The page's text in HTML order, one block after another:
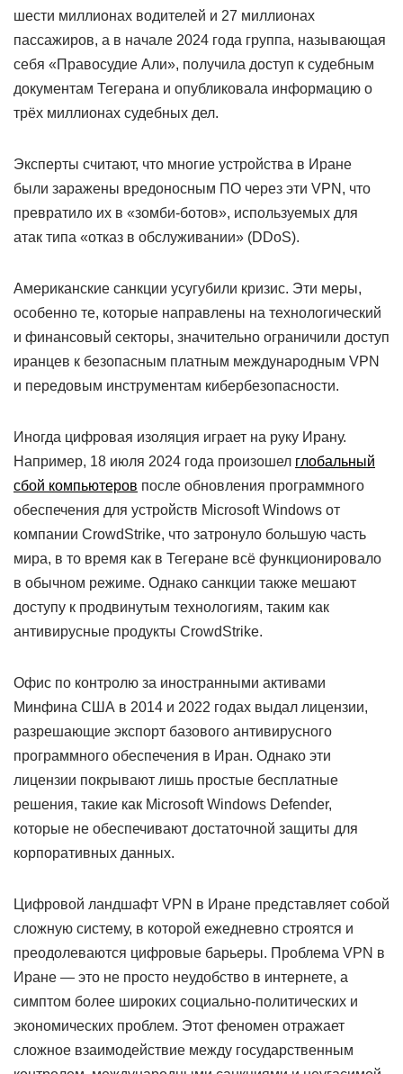
шести миллионах водителей и 27 миллионах
пассажиров, а в начале 2024 года группа, называющая
себя «Правосудие Али», получила доступ к судебным
документам Тегерана и опубликовала информацию о
трёх миллионах судебных дел.
Эксперты считают, что многие устройства в Иране
были заражены вредоносным ПО через эти VPN, что
превратило их в «зомби-ботов», используемых для
атак типа «отказ в обслуживании» (DDoS).
Американские санкции усугубили кризис. Эти меры,
особенно те, которые направлены на технологический
и финансовый секторы, значительно ограничили доступ
иранцев к безопасным платным международным VPN
и передовым инструментам кибербезопасности.
Иногда цифровая изоляция играет на руку Ирану.
Например, 18 июля 2024 года произошел глобальный
сбой компьютеров после обновления программного
обеспечения для устройств Microsoft Windows от
компании CrowdStrike, что затронуло большую часть
мира, в то время как в Тегеране всё функционировало
в обычном режиме. Однако санкции также мешают
доступу к продвинутым технологиям, таким как
антивирусные продукты CrowdStrike.
Офис по контролю за иностранными активами
Минфина США в 2014 и 2022 годах выдал лицензии,
разрешающие экспорт базового антивирусного
программного обеспечения в Иран. Однако эти
лицензии покрывают лишь простые бесплатные
решения, такие как Microsoft Windows Defender,
которые не обеспечивают достаточной защиты для
корпоративных данных.
Цифровой ландшафт VPN в Иране представляет собой
сложную систему, в которой ежедневно строятся и
преодолеваются цифровые барьеры. Проблема VPN в
Иране — это не просто неудобство в интернете, а
симптом более широких социально-политических и
экономических проблем. Этот феномен отражает
сложное взаимодействие между государственным